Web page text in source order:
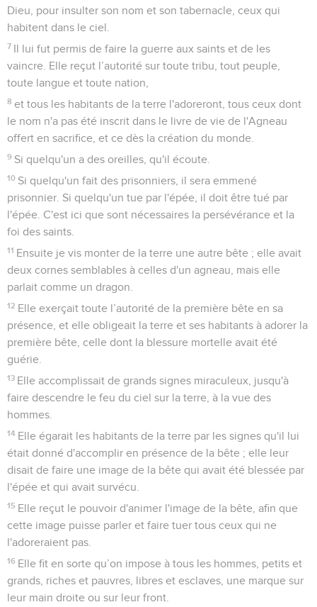
Dieu, pour insulter son nom et son tabernacle, ceux qui
habitent dans le ciel.
7 Il lui fut permis de faire la guerre aux saints et de les
vaincre. Elle reçut l’autorité sur toute tribu, tout peuple,
toute langue et toute nation,
8 et tous les habitants de la terre l'adoreront, tous ceux dont
le nom n'a pas été inscrit dans le livre de vie de l'Agneau
offert en sacrifice, et ce dès la création du monde.
9 Si quelqu'un a des oreilles, qu'il écoute.
10 Si quelqu'un fait des prisonniers, il sera emmené
prisonnier. Si quelqu'un tue par l'épée, il doit être tué par
l'épée. C'est ici que sont nécessaires la persévérance et la
foi des saints.
11 Ensuite je vis monter de la terre une autre bête ; elle avait
deux cornes semblables à celles d'un agneau, mais elle
parlait comme un dragon.
12 Elle exerçait toute l’autorité de la première bête en sa
présence, et elle obligeait la terre et ses habitants à adorer la
première bête, celle dont la blessure mortelle avait été
guérie.
13 Elle accomplissait de grands signes miraculeux, jusqu'à
faire descendre le feu du ciel sur la terre, à la vue des
hommes.
14 Elle égarait les habitants de la terre par les signes qu'il lui
était donné d'accomplir en présence de la bête ; elle leur
disait de faire une image de la bête qui avait été blessée par
l'épée et qui avait survécu.
15 Elle reçut le pouvoir d'animer l'image de la bête, afin que
cette image puisse parler et faire tuer tous ceux qui ne
l'adoreraient pas.
16 Elle fit en sorte qu’on impose à tous les hommes, petits et
grands, riches et pauvres, libres et esclaves, une marque sur
leur main droite ou sur leur front.